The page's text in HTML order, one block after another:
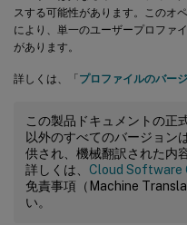
スする可能性があります。このオ
により、単一のユーザープロファ
があります。
詳しくは、「プロファイルのバー
この製品ドキュメントの正
以外のすべてのバージョン
供され、機械翻訳された内
詳しくは、 Cloud Software
免責事項（Machine
い。